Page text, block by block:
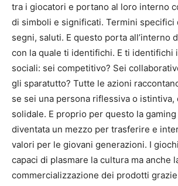
tra i giocatori e portano al loro interno
di simboli e significati. Termini specifici
segni, saluti. E questo porta all’interno
con la quale ti identifichi. E ti identifichi
sociali: sei competitivo? Sei
gli sparatutto? Tutte le azioni
se sei una persona riflessiva o istintiva,
solidale. E proprio per questo la
diventata un mezzo per trasferire e
valori per le giovani generazioni. I
capaci di plasmare la cultura ma anche
commercializzazione dei prodotti